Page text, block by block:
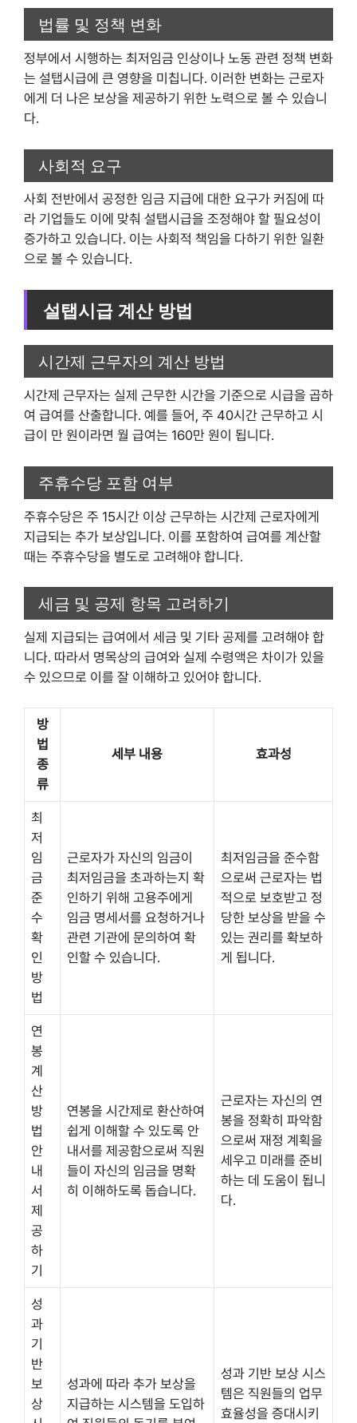
법률 및 정책 변화
정부에서 시행하는 최저임금 인상이나 노동 관련 정책 변화
는 설탭시급에 큰 영향을 미칩니다. 이러한 변화는 근로자
에게 더 나은 보상을 제공하기 위한 노력으로 볼 수 있습니
다.
사회적 요구
사회 전반에서 공정한 임금 지급에 대한 요구가 커짐에 따
라 기업들도 이에 맞춰 설탭시급을 조정해야 할 필요성이
증가하고 있습니다. 이는 사회적 책임을 다하기 위한 일환
으로 볼 수 있습니다.
설탭시급 계산 방법
시간제 근무자의 계산 방법
시간제 근무자는 실제 근무한 시간을 기준으로 시급을 곱하
여 급여를 산출합니다. 예를 들어, 주 40시간 근무하고 시
급이 만 원이라면 월 급여는 160만 원이 됩니다.
주휴수당 포함 여부
주휴수당은 주 15시간 이상 근무하는 시간제 근로자에게
지급되는 추가 보상입니다. 이를 포함하여 급여를 계산할
때는 주휴수당을 별도로 고려해야 합니다.
세금 및 공제 항목 고려하기
실제 지급되는 급여에서 세금 및 기타 공제를 고려해야 합
니다. 따라서 명목상의 급여와 실제 수령액은 차이가 있을
수 있으므로 이를 잘 이해하고 있어야 합니다.
방
법
종
류
세부 내용 효과성
최
저
임
금
준
수
확
인
방
법
근로자가 자신의 임금이
최저임금을 초과하는지 확
인하기 위해 고용주에게
임금 명세서를 요청하거나
관련 기관에 문의하여 확
인할 수 있습니다.
최저임금을 준수함
으로써 근로자는 법
적으로 보호받고 정
당한 보상을 받을 수
있는 권리를 확보하
게 됩니다.
연
봉
계
산
방
법
안
내
서
제
공
하
기
연봉을 시간제로 환산하여
쉽게 이해할 수 있도록 안
내서를 제공함으로써 직원
들이 자신의 임금을 명확
히 이해하도록 돕습니다.
근로자는 자신의 연
봉을 정확히 파악함
으로써 재정 계획을
세우고 미래를 준비
하는 데 도움이 됩니
다.
성
과
기
반
보
상
성과에 따라 추가 보상을
지급하는 시스템을 도입하
성과 기반 보상 시스
템은 직원들의 업무
효율성을 증대시키